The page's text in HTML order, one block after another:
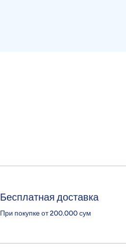
Бесплатная доставка
При покупке от 200.000 сум